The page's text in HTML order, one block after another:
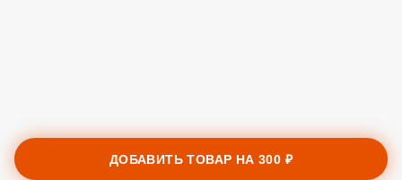
ДОБАВИТЬ ТОВАР НА300 ₽